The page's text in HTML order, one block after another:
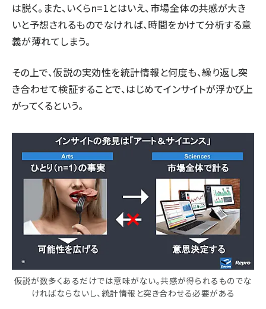
は説く。また、いくらn=1とはいえ、市場全体の共感が大き
いと予想されるものでなければ、時間をかけて分析する意
義が薄れてしまう。
その上で、仮説の実効性を統計情報と何度も、繰り返し突
き合わせて検証することで、はじめてインサイトが浮かび上
がってくるという。
仮説が数多くあるだけでは意味がない。共感が得られるものでな
ければならないし、統計情報と突き合わせる必要がある